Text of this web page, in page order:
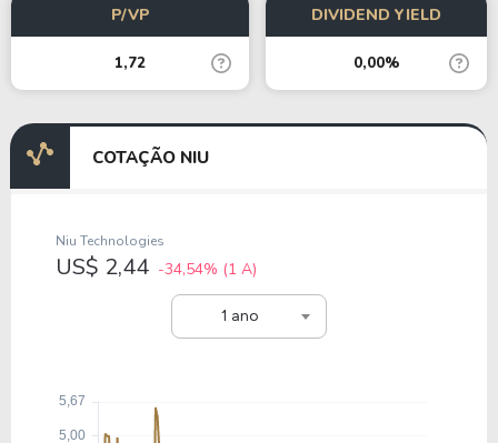
P/VP
1,72
DIVIDEND YIELD
0,00%
COTAÇÃO NIU
1 ano
Niu Technologies
US$ 2,44 -34,54% (1 A)